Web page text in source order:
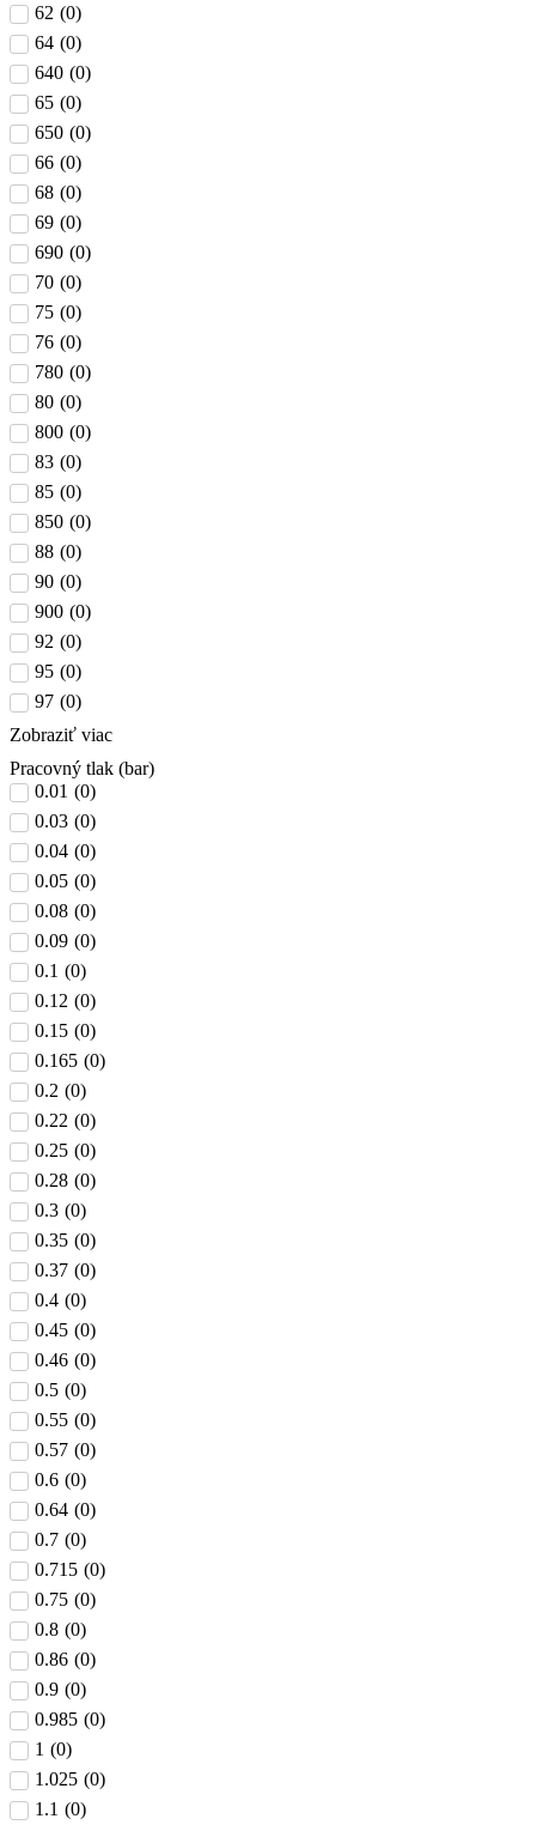
62 (0)
64 (0)
640 (0)
65 (0)
650 (0)
66 (0)
68 (0)
69 (0)
690 (0)
70 (0)
75 (0)
76 (0)
780 (0)
80 (0)
800 (0)
83 (0)
85 (0)
850 (0)
88 (0)
90 (0)
900 (0)
92 (0)
95 (0)
97 (0)
Zobraziť viac
Pracovný tlak (bar)
0.01 (0)
0.03 (0)
0.04 (0)
0.05 (0)
0.08 (0)
0.09 (0)
0.1 (0)
0.12 (0)
0.15 (0)
0.165 (0)
0.2 (0)
0.22 (0)
0.25 (0)
0.28 (0)
0.3 (0)
0.35 (0)
0.37 (0)
0.4 (0)
0.45 (0)
0.46 (0)
0.5 (0)
0.55 (0)
0.57 (0)
0.6 (0)
0.64 (0)
0.7 (0)
0.715 (0)
0.75 (0)
0.8 (0)
0.86 (0)
0.9 (0)
0.985 (0)
1 (0)
1.025 (0)
1.1 (0)